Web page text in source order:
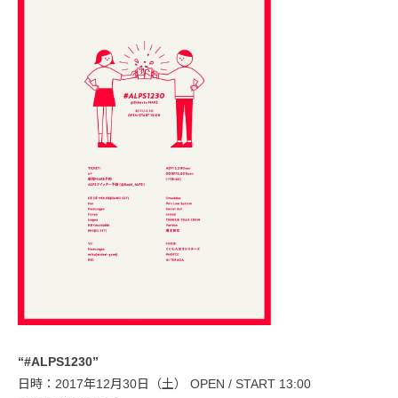
“#ALPS1230”
日時：2017年12月30日（土） OPEN / START 13:00